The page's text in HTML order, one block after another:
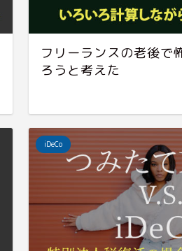
フリーランスの老後で
ろうと考えた
iDeCo